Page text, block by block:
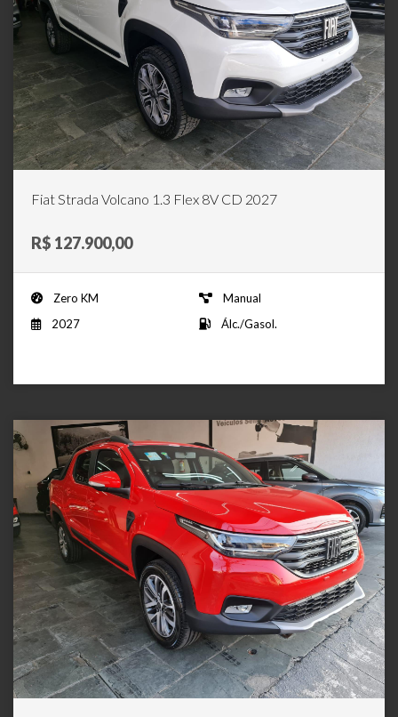
Fiat Strada Volcano 1.3 Flex 8V CD 2027
R$ 127.900,00
Zero KM
Manual
2027
Álc./Gasol.